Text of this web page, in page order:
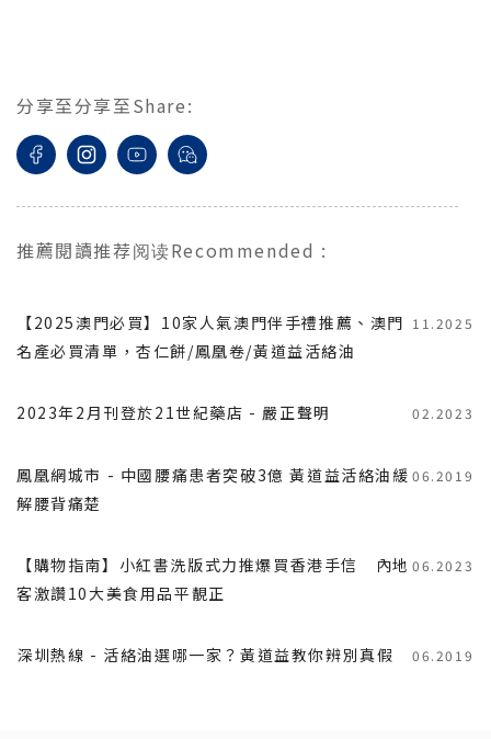
分享至分享至Share:
推薦閱讀推荐阅读Recommended :
【2025澳門必買】10家人氣澳門伴手禮推薦、澳門
名產必買清單，杏仁餅/鳳凰卷/黃道益活絡油
11.2025
2023年2月刊登於21世紀藥店 - 嚴正聲明 02.2023
鳳凰網城市 - 中國腰痛患者突破3億 黃道益活絡油緩
解腰背痛楚
06.2019
【購物指南】小紅書洗版式力推爆買香港手信 內地
客激讚10大美食用品平靚正
06.2023
深圳熱線 - 活絡油選哪一家？黃道益教你辨別真假 06.2019